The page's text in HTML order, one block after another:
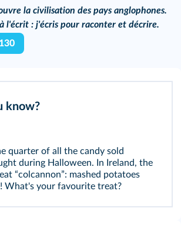
la civilisation des pays anglophones.
l'écrit : j'écris pour raconter et décrire.
know?
quarter of all the candy sold
during Halloween. In Ireland, the
“colcannon”: mashed potatoes
What's your favourite treat?